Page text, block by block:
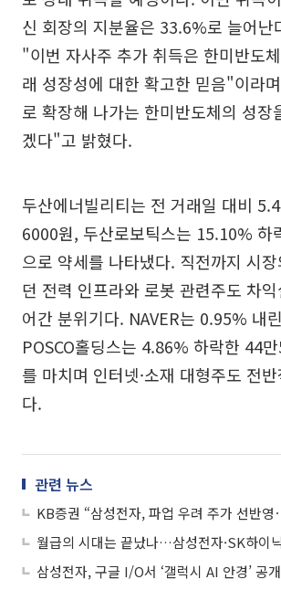
신 회장의 지분율은 33.6%로 늘어난
"이번 자사주 추가 취득은 한미반도
래 성장성에 대한 확고한 믿음"이라
로 확장해 나가는 한미반도체의 성장
겠다"고 밝혔다.
두산에너빌리티는 전 거래일 대비
6000원, 두산로보틱스는 15.10% 하
으로 약세를 나타냈다. 직전까지 시
던 전력 인프라와 로봇 관련주도 차
어간 분위기다. NAVER는 0.95% 내
POSCO홀딩스는 4.86% 하락한 44
를 마치며 인터넷·소재 대형주도 전
다.
관련 뉴스